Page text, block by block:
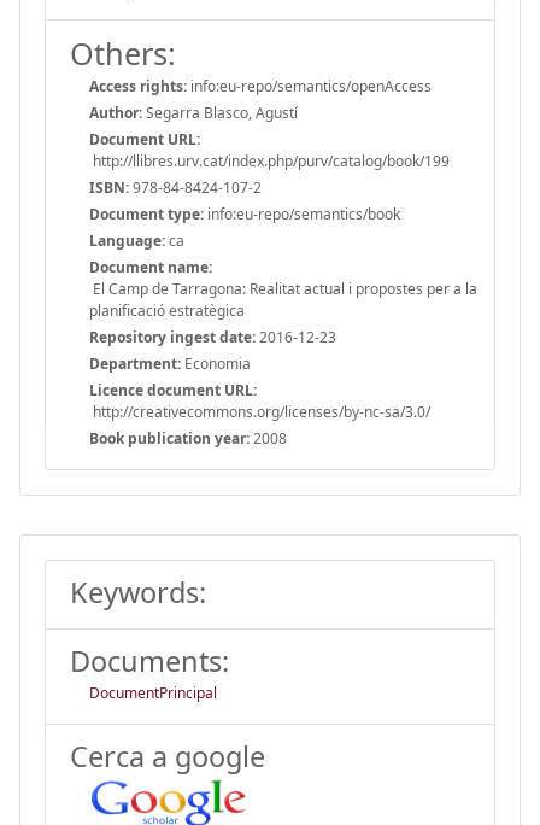
Others:
Access rights: info:eu-repo/semantics/openAccess
Author:Segarra Blasco, Agustí
Document URL:
http://llibres.urv.cat/index.php/purv/catalog/book/199
ISBN:978-84-8424-107-2
Document type: info:eu-repo/semantics/book
Language:ca
Document name:
El Camp de Tarragona: Realitat actual i propostes per a la
planificació estratègica
Repository ingest date:2016-12-23
Department: Economia
Licence document URL:
http://creativecommons.org/licenses/by-nc-sa/3.0/
Book publication year:2008
Keywords:
Documents:
DocumentPrincipal
Cerca a google